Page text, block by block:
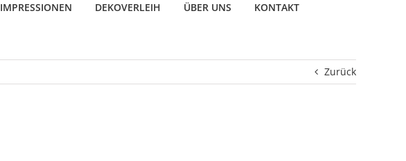
IMPRESSIONEN DEKOVERLEIH ÜBER UNS KONTAKT
Zurück